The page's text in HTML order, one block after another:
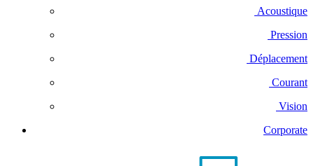
Acoustique
Pression
Déplacement
Courant
Vision
Corporate